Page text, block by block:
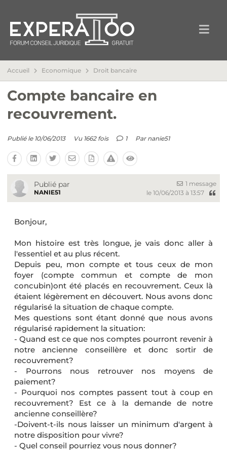
Accueil Economique Droit bancaire
Compte bancaire en
recouvrement.
Publié le 10/06/2013 Vu 1662 fois 1 Par nanie51
Publié par
NANIE51
1 message
le 10/06/2013 à 13:57
Bonjour,
Mon histoire est très longue, je vais donc aller à
l'essentiel et au plus récent.
Depuis peu, mon compte et tous ceux de mon
foyer (compte commun et compte de mon
concubin)ont été placés en recouvrement. Ceux là
étaient légèrement en découvert. Nous avons donc
régularisé la situation de chaque compte.
Mes questions sont étant donné que nous avons
régularisé rapidement la situation:
- Quand est ce que nos comptes pourront revenir à
notre ancienne conseillère et donc sortir de
recouvrement?
- Pourrons nous retrouver nos moyens de
paiement?
- Pourquoi nos comptes passent tout à coup en
recouvrement? Est ce à la demande de notre
ancienne conseillère?
-Doivent-t-ils nous laisser un minimum d'argent à
notre disposition pour vivre?
- Quel conseil pourriez vous nous donner?